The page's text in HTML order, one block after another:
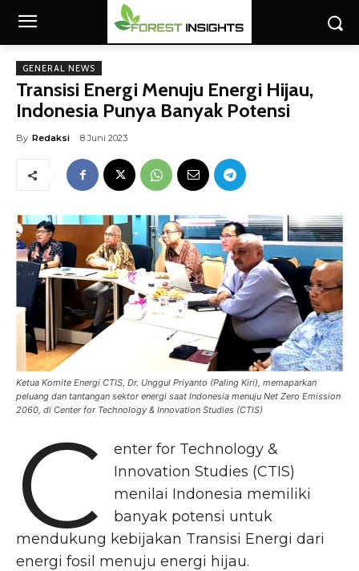
GENERAL NEWS
Transisi Energi Menuju Energi Hijau,
Indonesia Punya Banyak Potensi
By Redaksi 8 Juni 2023
Ketua Komite Energi CTIS, Dr. Unggul Priyanto (Paling Kiri), memaparkan
peluang dan tantangan sektor energi saat Indonesia menuju Net Zero Emission
2060, di Center for Technology & Innovation Studies (CTIS)
C
enter for Technology &
Innovation Studies (CTIS)
menilai Indonesia memiliki
banyak potensi untuk
mendukung kebijakan Transisi Energi dari
energi fosil menuju energi hijau.